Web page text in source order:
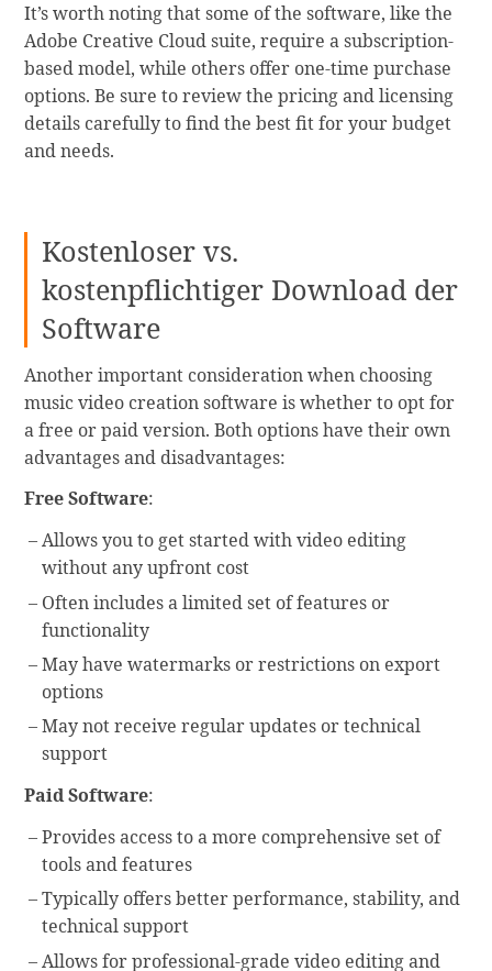
It’s worth noting that some of the software, like the
Adobe Creative Cloud suite, require a subscription-
based model, while others offer one-time purchase
options. Be sure to review the pricing and licensing
details carefully to find the best fit for your budget
and needs.
Kostenloser vs.
kostenpflichtiger Download der
Software
Another important consideration when choosing
music video creation software is whether to opt for
a free or paid version. Both options have their own
advantages and disadvantages:
Free Software:
Allows you to get started with video editing
without any upfront cost
Often includes a limited set of features or
functionality
May have watermarks or restrictions on export
options
May not receive regular updates or technical
support
Paid Software:
Provides access to a more comprehensive set of
tools and features
Typically offers better performance, stability, and
technical support
Allows for professional-grade video editing and